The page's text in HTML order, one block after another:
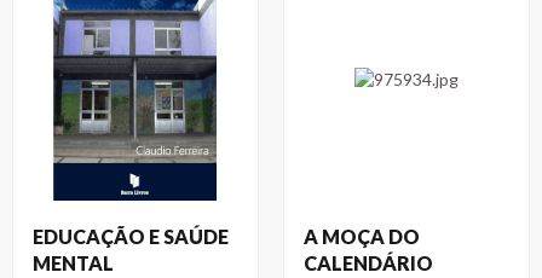
EDUCAÇÃO E SAÚDE
MENTAL
A MOÇA DO
CALENDÁRIO